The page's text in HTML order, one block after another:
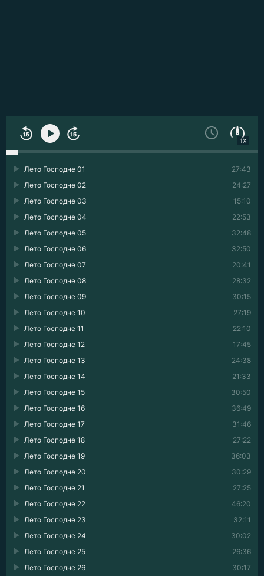
1X
27:43
Лето Господне 01
24:27
Лето Господне 02
15:10
Лето Господне 03
22:53
Лето Господне 04
32:48
Лето Господне 05
32:50
Лето Господне 06
20:41
Лето Господне 07
28:32
Лето Господне 08
30:15
Лето Господне 09
27:19
Лето Господне 10
22:10
Лето Господне 11
17:45
Лето Господне 12
24:38
Лето Господне 13
21:33
Лето Господне 14
30:50
Лето Господне 15
36:49
Лето Господне 16
31:46
Лето Господне 17
27:22
Лето Господне 18
36:03
Лето Господне 19
30:29
Лето Господне 20
27:25
Лето Господне 21
46:20
Лето Господне 22
32:11
Лето Господне 23
30:02
Лето Господне 24
26:36
Лето Господне 25
30:17
Лето Господне 26